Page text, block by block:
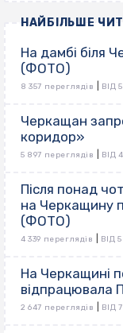
НАЙБІЛЬШЕ
На дамбі біля
(ФОТО)
8 357 переглядів ВІД
Черкащан
коридор»
5 897 переглядів ВІД
Після понад
на Черкащину
(ФОТО)
4 339 переглядів ВІД
На Черкащині
відпрацювала
2 647 переглядів ВІД